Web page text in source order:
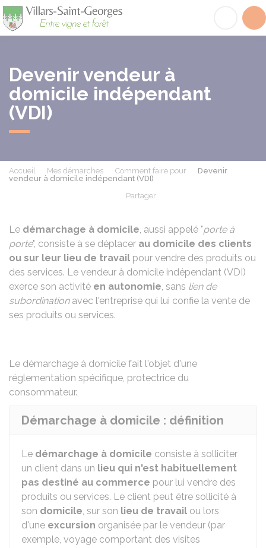
Devenir vendeur à
domicile indépendant
(VDI)
Accueil Mes démarches Comment faire pour
Devenir
vendeur à domicile indépendant (VDI)
Partager
Le démarchage à domicile, aussi appelé "porte à
porte", consiste à se déplacer au domicile des clients
ou sur leur lieu de travail pour vendre des produits ou
des services. Le vendeur à domicile indépendant (VDI)
exerce son activité en autonomie, sans lien de
subordinationavec l'entreprise qui lui confie la vente de
ses produits ou services.
Le démarchage à domicile fait l'objet d'une
réglementation spécifique, protectrice du
consommateur.
Démarchage à domicile : définition
Le démarchage à domicile consiste à solliciter
un client dans un lieu qui n'est habituellement
pas destiné au commerce pour lui vendre des
produits ou services. Le client peut être sollicité à
son domicile, sur son lieu de travail ou lors
d'une excursion organisée par le vendeur (par
exemple, voyage comportant des visites